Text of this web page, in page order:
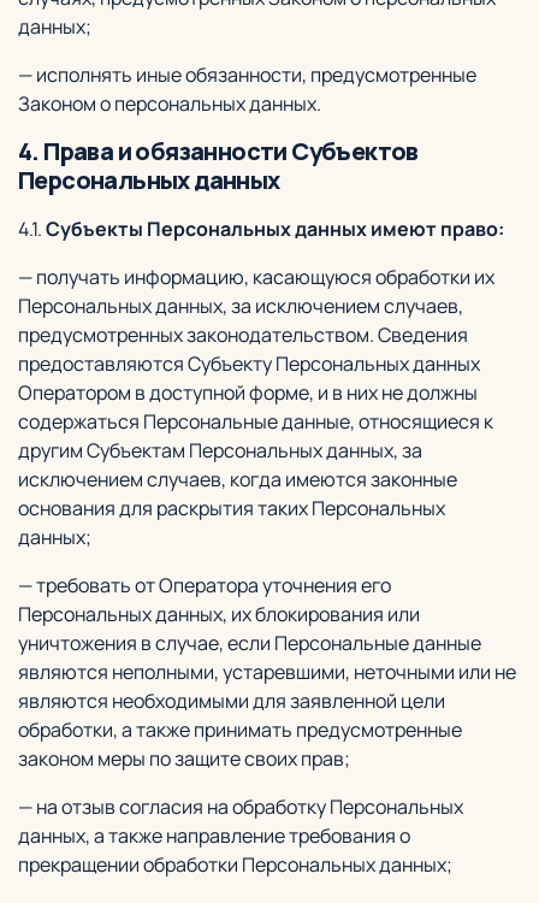
данных;
— исполнять иные обязанности, предусмотренные
Законом о персональных данных.
4. Права и обязанности Субъектов
Персональных данных
4.1.Субъекты Персональных данных имеют право:
— получать информацию, касающуюся обработки их
Персональных данных, за исключением случаев,
предусмотренных законодательством. Сведения
предоставляются Субъекту Персональных данных
Оператором в доступной форме, и в них не должны
содержаться Персональные данные, относящиеся к
другим Субъектам Персональных данных, за
исключением случаев, когда имеются законные
основания для раскрытия таких Персональных
данных;
— требовать от Оператора уточнения его
Персональных данных, их блокирования или
уничтожения в случае, если Персональные данные
являются неполными, устаревшими, неточными или не
являются необходимыми для заявленной цели
обработки, а также принимать предусмотренные
законом меры по защите своих прав;
— на отзыв согласия на обработку Персональных
данных, а также направление требования о
прекращении обработки Персональных данных;